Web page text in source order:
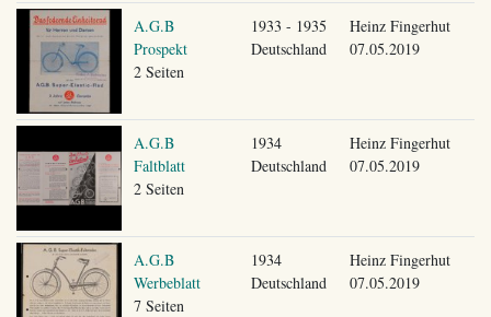
A.G.B
Prospekt
2 Seiten
1933 - 1935
Deutschland
Heinz Fingerhut
07.05.2019
A.G.B
Faltblatt
2 Seiten
1934
Deutschland
Heinz Fingerhut
07.05.2019
A.G.B
Werbeblatt
7 Seiten
1934
Deutschland
Heinz Fingerhut
07.05.2019